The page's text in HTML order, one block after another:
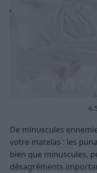
4.5
De minuscules
votre matelas : les
bien que minuscules,
désagréments